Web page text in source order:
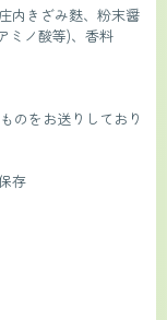
内きざみ麩、粉末醤
ミノ酸等)、香料
のをお送りしており
存